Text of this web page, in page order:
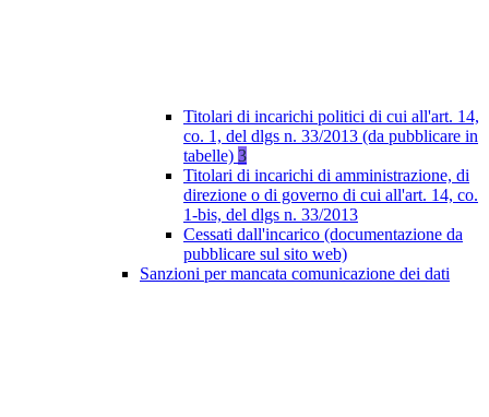
Titolari di incarichi politici di cui all'art. 14,
co. 1, del dlgs n. 33/2013 (da pubblicare in
tabelle) 3
Titolari di incarichi di amministrazione, di
direzione o di governo di cui all'art. 14, co.
1-bis, del dlgs n. 33/2013
Cessati dall'incarico (documentazione da
pubblicare sul sito web)
Sanzioni per mancata comunicazione dei dati